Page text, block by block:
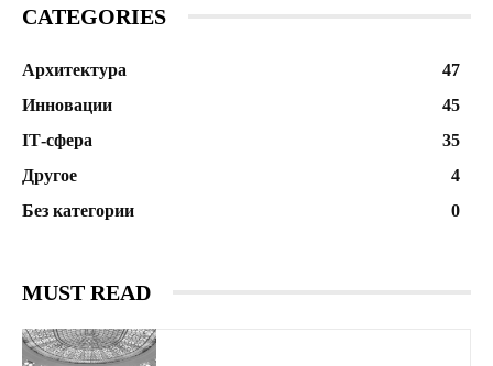
CATEGORIES
Архитектура
47
Инновации
45
ІТ-сфера
35
Другое
4
Без категории
0
MUST READ